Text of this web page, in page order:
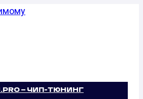
— ЧИП-ТЮНИНГ